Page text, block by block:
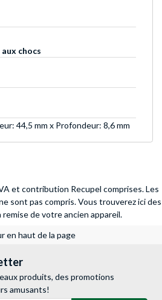
chocs
44,5 mm x Profondeur: 8,6 mm
et contribution Recupel comprises. Les
sont pas compris. Vous trouverez ici des
de votre ancien appareil.
en haut de la page
produits, des promotions
amusants!